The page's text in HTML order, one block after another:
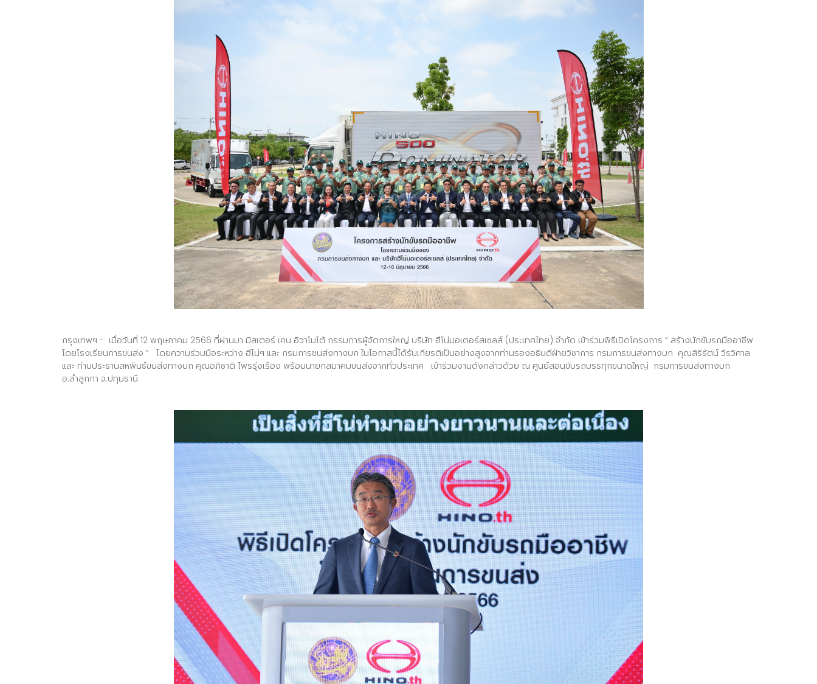
กรุงเทพฯ - เมื่อวันที่ 12 พฤษภาคม 2566 ที่ผ่านมา มิสเตอร์ เคน อิวาโมโต้ กรรมการผู้จัดการใหญ่ บริษัท ฮีโน่มอเตอร์สเซลส์ (ประเทศไทย) จำกัด เข้าร่วมพิธีเปิดโครงการ “ สร้างนักขับรถมืออาชีพ
โดยโรงเรียนการขนส่ง ” โดยความร่วมมือระหว่าง ฮีโน่ฯ และ กรมการขนส่งทางบก ในโอกาสนี้ได้รับเกียรติเป็นอย่างสูงจากท่านรองอธิบดีฝ่ายวิชาการ กรมการขนส่งทางบก คุณสิริรัตน์ วีรวิศาล
และ ท่านประธานสหพันธ์ขนส่งทางบก คุณอภิชาติ ไพรรุ่งเรือง พร้อมนายกสมาคมขนส่งจากทั่วประเทศ เข้าร่วมงานดังกล่าวด้วย ณ ศูนย์สอนขับรถบรรทุกขนาดใหญ่ กรมการขนส่งทางบก
อ.ลำลูกกา จ.ปทุมธานี